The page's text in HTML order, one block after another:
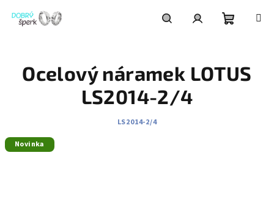
obsah
košík
Ocelový náramek LOTUS
LS2014-2/4
LS2014-2/4
Novinka